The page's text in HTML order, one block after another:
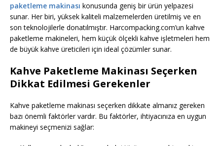
paketleme makinası konusunda geniş bir ürün yelpazesi
sunar. Her biri, yüksek kaliteli malzemelerden üretilmiş ve en
son teknolojilerle donatılmıştır. Harcompacking.com’un kahve
paketleme makineleri, hem küçük ölçekli kahve işletmeleri hem
de büyük kahve üreticileri için ideal çözümler sunar.
Kahve Paketleme Makinası Seçerken
Dikkat Edilmesi Gerekenler
Kahve paketleme makinası seçerken dikkate almanız gereken
bazı önemli faktörler vardır. Bu faktörler, ihtiyacınıza en uygun
makineyi seçmenizi sağlar: